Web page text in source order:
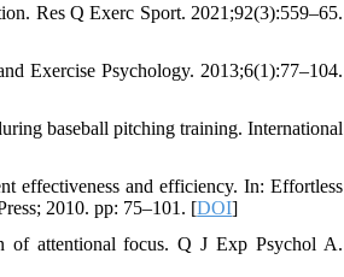
Res Q Exerc Sport. 2021;92(3):559–65.
Exercise Psychology. 2013;6(1):77–104.
baseball pitching training. International
effectiveness and efficiency. In: Effortless
2010. pp: 75–101. [DOI]
attentional focus. Q J Exp Psychol A.